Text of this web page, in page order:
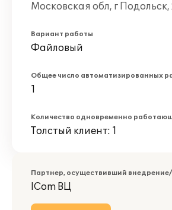
Московская обл, г
Вариант работы
Файловый
Общее число автоматизированных
1
Количество одновременно
Толстый клиент: 1
Партнер, осуществивший
ICom ВЦ